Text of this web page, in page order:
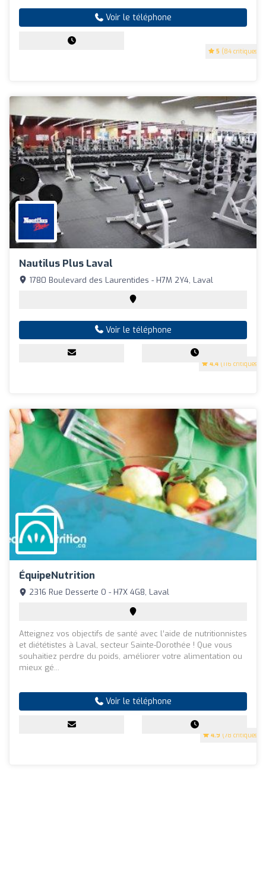
5 (84 critiques)
Voir le téléphone
Nautilus Plus Laval
4.4 (116 critiques)
1780 Boulevard des Laurentides - H7M 2Y4, Laval
Voir le téléphone
ÉquipeNutrition
4.9 (78 critiques)
2316 Rue Desserte O - H7X 4G8, Laval
Atteignez vos objectifs de santé avec l’aide de nutritionnistes
et diététistes à Laval, secteur Sainte-Dorothée ! Que vous
souhaitiez perdre du poids, améliorer votre alimentation ou
mieux gé...
Voir le téléphone